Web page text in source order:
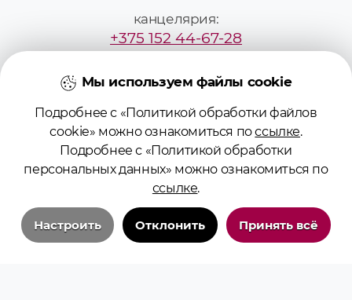
канцелярия:
+375 152 44-67-28
mailbox@grsmu.by
приёмная комиссия:
+375295229887
pk@grsmu.by
Мы используем файлы cookie
Подробнее с «Политикой обработки файлов
cookie» можно ознакомиться поссылке.
Подробнее с «Политикой обработки
персональных данных» можно ознакомиться по
ссылке.
Настроить Отклонить Принять всё